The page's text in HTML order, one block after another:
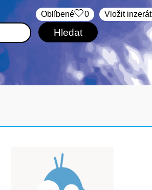
Vložit inzerát
Oblíbené 0